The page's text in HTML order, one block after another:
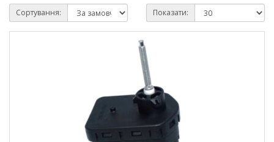
Сортування: Показати: